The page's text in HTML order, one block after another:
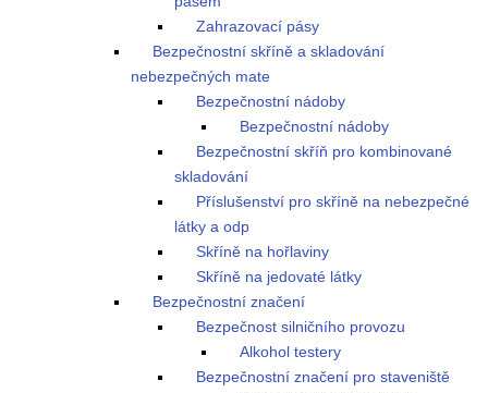
Zahrazovací pásy
Bezpečnostní skříně a skladování
nebezpečných mate
Bezpečnostní nádoby
Bezpečnostní nádoby
Bezpečnostní skříň pro kombinované
skladování
Příslušenství pro skříně na nebezpečné
látky a odp
Skříně na hořlaviny
Skříně na jedovaté látky
Bezpečnostní značení
Bezpečnost silničního provozu
Alkohol testery
Bezpečnostní značení pro staveniště